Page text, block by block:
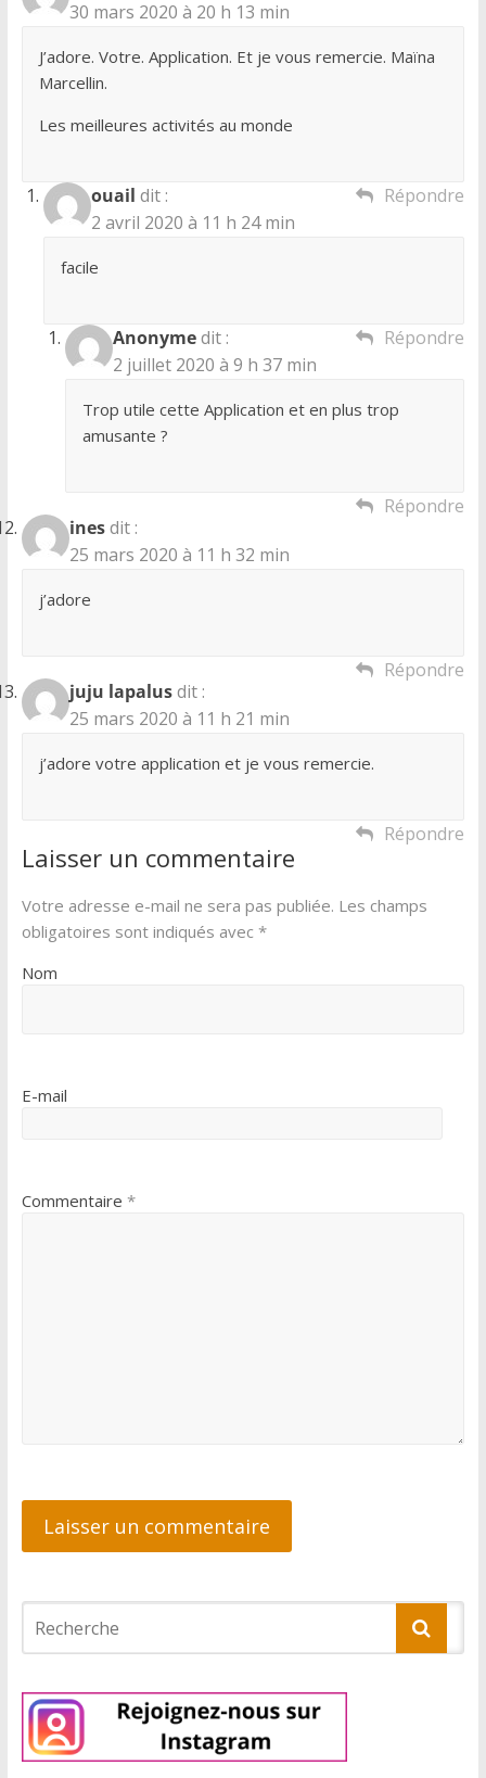
30 mars 2020 à 20 h 13 min
J’adore. Votre. Application. Et je vous remercie. Maïna
Marcellin.
Les meilleures activités au monde
Répondre
ouail dit :
2 avril 2020 à 11 h 24 min
facile
Répondre
Anonymedit :
2 juillet 2020 à 9 h 37 min
Trop utile cette Application et en plus trop
amusante ?
Répondre
inesdit :
25 mars 2020 à 11 h 32 min
j’adore
Répondre
juju lapalusdit :
25 mars 2020 à 11 h 21 min
j’adore votre application et je vous remercie.
Répondre
Laisser un commentaire
Votre adresse e-mail ne sera pas publiée. Les champs
obligatoires sont indiqués avec *
Nom
E-mail
Commentaire *